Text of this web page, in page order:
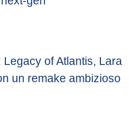
Legacy of Atlantis, Lara
un remake ambizioso